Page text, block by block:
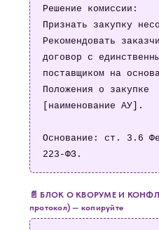
Решение комиссии:
Признать закупку
Рекомендовать
договор с
поставщиком на
Положения о закупке
[наименование АУ].
Основание: ст. 3.6
223-ФЗ.
📄 БЛОК О КВОРУМЕ И
протокол) — копируйте